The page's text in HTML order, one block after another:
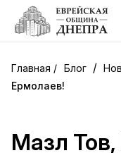
Блог /
Ермолаев!
Мазл